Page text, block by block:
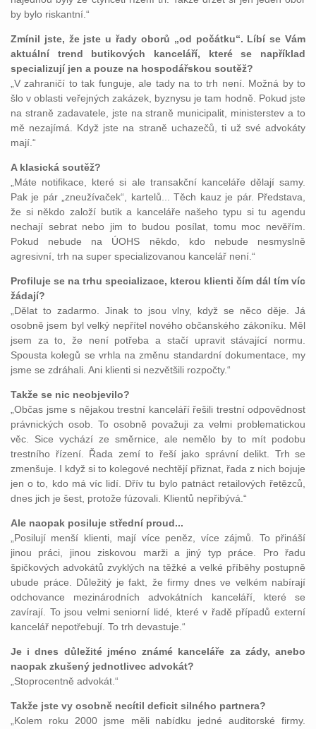
by bylo riskantní.“
Zmínil jste, že jste u řady oborů „od počátku“. Líbí se Vám
aktuální trend butikových kanceláří, které se například
specializují jen a pouze na hospodářskou soutěž?
„V zahraničí to tak funguje, ale tady na to trh není. Možná by to
šlo v oblasti veřejných zakázek, byznysu je tam hodně. Pokud jste
na straně zadavatele, jste na straně municipalit, ministerstev a to
mě nezajímá. Když jste na straně uchazečů, ti už své advokáty
mají.“
A klasická soutěž?
„Máte notifikace, které si ale transakční kanceláře dělají samy.
Pak je pár „zneužívaček“, kartelů... Těch kauz je pár. Představa,
že si někdo založí butik a kanceláře našeho typu si tu agendu
nechají sebrat nebo jim to budou posílat, tomu moc nevěřím.
Pokud nebude na ÚOHS někdo, kdo nebude nesmyslně
agresivní, trh na super specializovanou kancelář není.“
Profiluje se na trhu specializace, kterou klienti čím dál tím víc
žádají?
„Dělat to zadarmo. Jinak to jsou vlny, když se něco děje. Já
osobně jsem byl velký nepřítel nového občanského zákoníku. Měl
jsem za to, že není potřeba a stačí upravit stávající normu.
Spousta kolegů se vrhla na změnu standardní dokumentace, my
jsme se zdráhali. Ani klienti si nezvětšili rozpočty.“
Takže se nic neobjevilo?
„Občas jsme s nějakou trestní kanceláří řešili trestní odpovědnost
právnických osob. To osobně považuji za velmi problematickou
věc. Sice vychází ze směrnice, ale nemělo by to mít podobu
trestního řízení. Řada zemí to řeší jako správní delikt. Trh se
zmenšuje. I když si to kolegové nechtějí přiznat, řada z nich bojuje
jen o to, kdo má víc lidí. Dřív tu bylo patnáct retailových řetězců,
dnes jich je šest, protože fúzovali. Klientů nepřibývá.“
Ale naopak posiluje střední proud...
„Posilují menší klienti, mají více peněz, více zájmů. To přináší
jinou práci, jinou ziskovou marži a jiný typ práce. Pro řadu
špičkových advokátů zvyklých na těžké a velké příběhy postupně
ubude práce. Důležitý je fakt, že firmy dnes ve velkém nabírají
odchovance mezinárodních advokátních kanceláří, které se
zavírají. To jsou velmi seniorní lidé, které v řadě případů externí
kancelář nepotřebují. To trh devastuje.“
Je i dnes důležité jméno známé kanceláře za zády, anebo
naopak zkušený jednotlivec advokát?
„Stoprocentně advokát.“
Takže jste vy osobně necítil deficit silného partnera?
„Kolem roku 2000 jsme měli nabídku jedné auditorské firmy.